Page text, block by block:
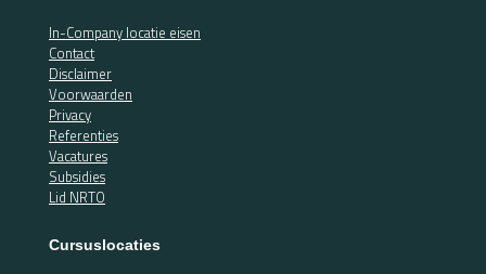
In-Company locatie eisen
Contact
Disclaimer
Voorwaarden
Privacy
Referenties
Vacatures
Subsidies
Lid NRTO
Cursuslocaties